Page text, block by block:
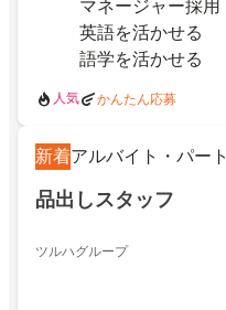
マネージャー採用
英語を活かせる
語学を活かせる
人気 かんたん応募
新着アルバイト・パート
品出しスタッフ
ツルハグループ